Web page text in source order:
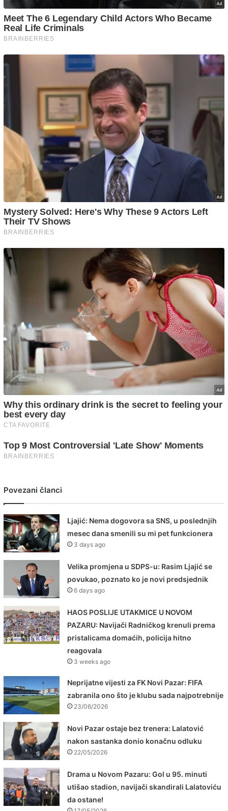
Povezani članci
Ljajić: Nema dogovora sa SNS, u poslednjih
mesec dana smenili su mi pet funkcionera
3 days ago
Velika promjena u SDPS-u: Rasim Ljajić se
povukao, poznato ko je novi predsjednik
6 days ago
HAOS POSLIJE UTAKMICE U NOVOM
PAZARU: Navijači Radničkog krenuli prema
pristalicama domaćih, policija hitno
reagovala
3 weeks ago
Neprijatne vijesti za FK Novi Pazar: FIFA
zabranila ono što je klubu sada najpotrebnije
23/06/2026
Novi Pazar ostaje bez trenera: Lalatović
nakon sastanka donio konačnu odluku
22/05/2026
Drama u Novom Pazaru: Gol u 95. minuti
utišao stadion, navijači skandirali Lalatoviću
da ostane!